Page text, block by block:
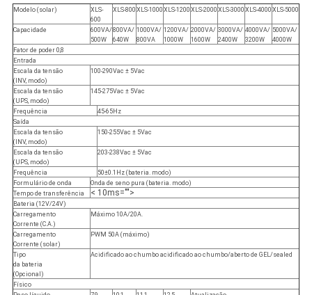
Modelo (solar)
XLS-
600
XLS-800 XLS-1000 XLS-1200 XLS-2000 XLS-3000 XLS-4000 XLS-5000
Capacidade
600VA/
500W
800VA/
640W
1000VA/
800VA
1200VA/
1000W
2000VA/
1600W
3000VA/
2400W
4000VA/
3200W
5000VA/
4000W
Fator de poder 0,8
Entrada
Escala da tensão
(INV, modo)
100-290Vac ± 5Vac
Escala da tensão
(UPS, modo)
145-275Vac ± 5Vac
Frequência
45-65Hz
Saída
Escala da tensão
(INV, modo)
150-255Vac ± 5Vac
Escala da tensão
(UPS, modo)
203-238Vac ± 5Vac
Frequência
50±0.1Hz (bateria. modo)
Formulário de onda
Onda de seno pura (bateria. modo)
Tempo de transferência
< 10ms="">
Bateria (12V/24V)
Carregamento
Corrente (C.A.)
Máximo 10A/20A.
Carregamento
Corrente (solar)
PWM 50A (máximo)
Tipo
da bateria
(Opcional)
Acidificado ao chumbo acidificado ao chumbo/aberto de GEL/sealed
Físico